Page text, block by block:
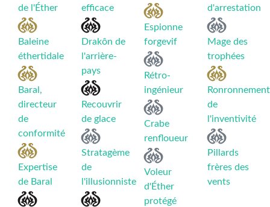
de l'Éther
Baleine
éthertidale
Baral,
directeur
de
conformité
Expertise
de Baral
efficace
Drakôn de
l'arrière-
pays
Recouvrir
de glace
Stratagème
de
l'illusionniste
Espionne
forgevif
Rétro-
ingénieur
Crabe
renfloueur
Voleur
d'Éther
protégé
d'arrestation
Mage des
trophées
Ronronnement
de
l'inventivité
Pillards
frères des
vents